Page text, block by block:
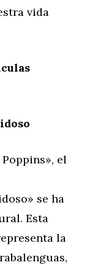
vida
el
se ha
Esta
la